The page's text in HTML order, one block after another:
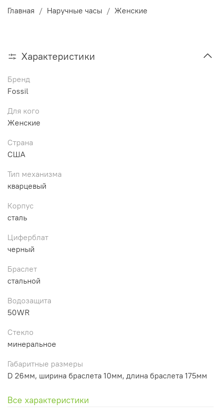
Главная Наручные часы Женские
Характеристики
Бренд
Fossil
Для кого
Женские
Страна
США
Тип механизма
кварцевый
Корпус
сталь
Циферблат
черный
Браслет
стальной
Водозащита
50WR
Стекло
минеральное
Габаритные размеры
D 26мм, ширина браслета 10мм, длина браслета 175мм
Все характеристики